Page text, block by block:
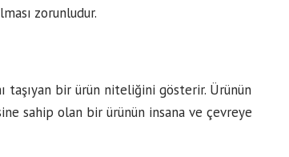
zorunludur.
taşıyan bir ürün niteliğini gösterir. Ürünün
sahip olan bir ürünün insana ve çevreye